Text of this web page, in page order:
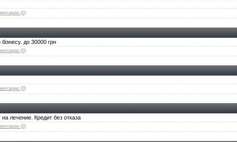
(0)
до 30000 грн
(0)
(0)
лечение. Кредит без отказа
(0)